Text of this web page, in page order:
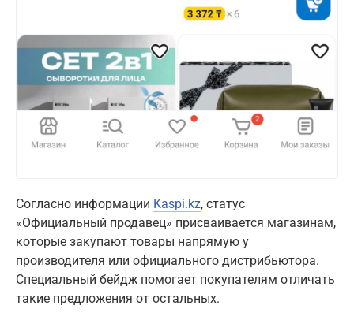
Согласно информации Kaspi.kz, статус
«Официальный продавец» присваивается магазинам,
которые закупают товары напрямую у
производителя или официального дистрибьютора.
Специальный бейдж помогает покупателям отличать
такие предложения от остальных.